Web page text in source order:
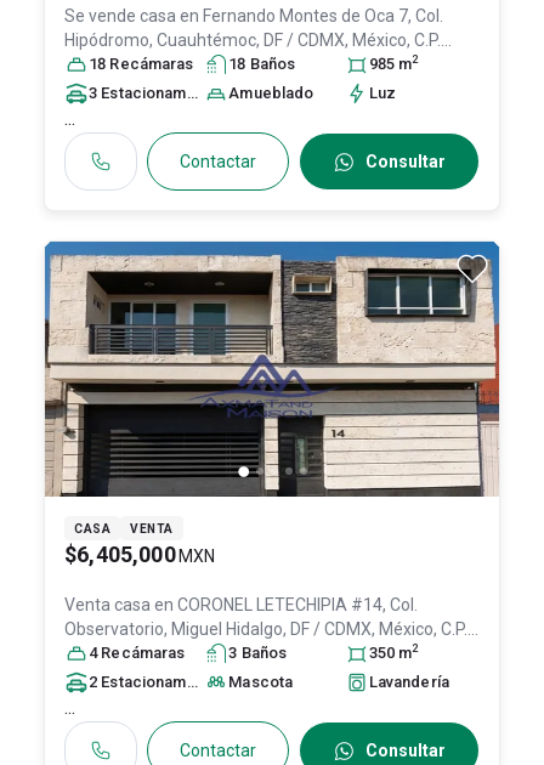
Se vende casa en Fernando Montes de Oca 7, Col.
Hipódromo, Cuauhtémoc, DF / CDMX, México, C.P.
06100, ID:31513137
18 Recámaras 18 Baños 985 m2
3 Estacionamiento sAmueblado Luz
...
Contactar Consultar
CASA VENTA
$6,405,000 MXN
Venta casa en CORONEL LETECHIPIA #14, Col.
Observatorio, Miguel Hidalgo, DF / CDMX, México, C.P.
11860, ID:31087916
4 Recámaras 3 Baños 350 m2
2 Estacionamiento sMascota Lavandería
...
Contactar Consultar